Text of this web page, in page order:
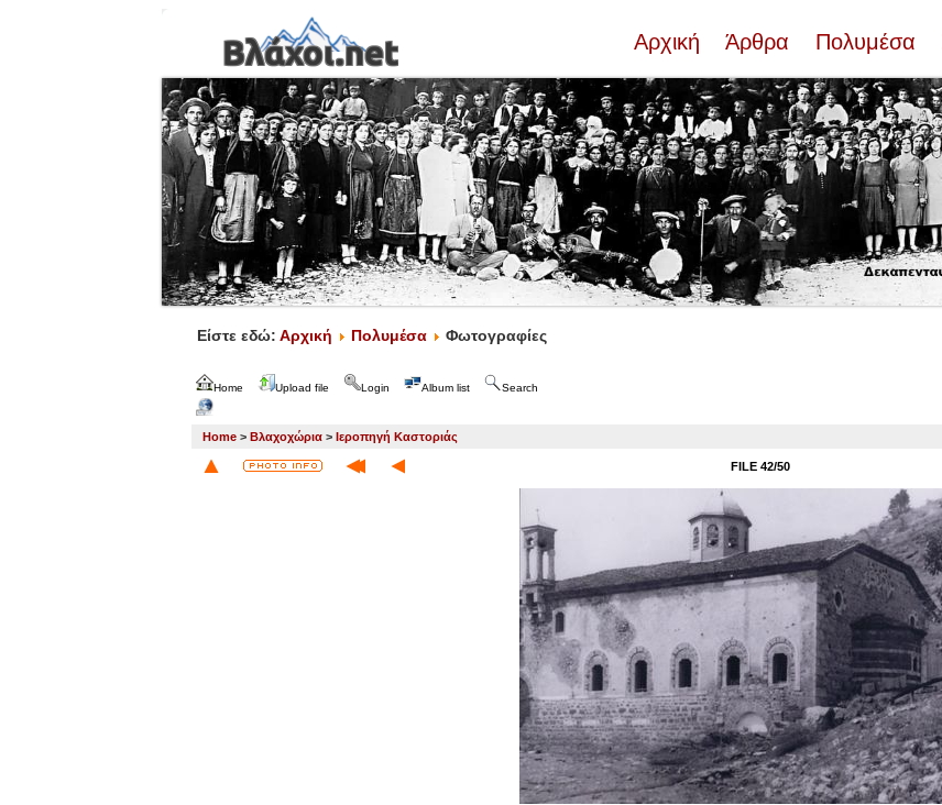
Αρχική Άρθρα Πολυμέσα
Είστε εδώ: Αρχική Πολυμέσα Φωτογραφίες
Home Upload file Login Album list Search
Home > Βλαχοχώρια > Ιεροπηγή Καστοριάς
FILE 42/50